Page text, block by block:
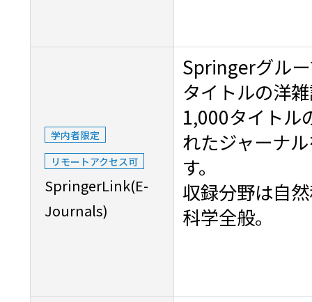
学内者限定
リモートアクセス可
SpringerLink(E-
Journals)
Springerグル
タイトルの洋
1,000タイトル
れたジャーナ
す。
収録分野は自
科学全般。